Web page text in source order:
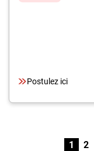
Postulez ici
1 2